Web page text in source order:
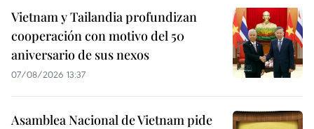
Vietnam y Tailandia profundizan
cooperación con motivo del 50
aniversario de sus nexos
07/08/2026 13:37
Asamblea Nacional de Vietnam pide